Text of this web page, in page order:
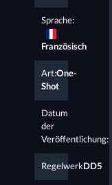
Sprache:
Französisch
Art:One-
Shot
Datum
der
Veröffentlichung:
RegelwerkDD5